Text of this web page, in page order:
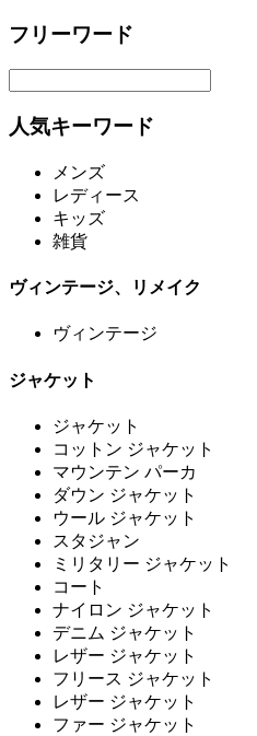
フリーワード
人気キーワード
メンズ
レディース
キッズ
雑貨
ヴィンテージ、リメイク
ヴィンテージ
ジャケット
ジャケット
コットン ジャケット
マウンテン パーカ
ダウン ジャケット
ウール ジャケット
スタジャン
ミリタリー ジャケット
コート
ナイロン ジャケット
デニム ジャケット
レザー ジャケット
フリース ジャケット
レザー ジャケット
ファー ジャケット